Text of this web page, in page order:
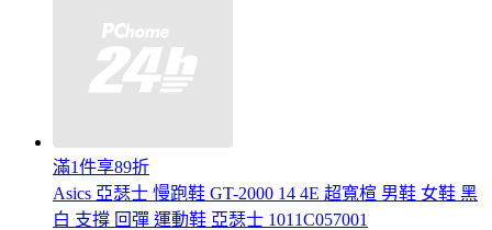
滿1件享89折
Asics 亞瑟士 慢跑鞋 GT-2000 14 4E 超寬楦 男鞋 女鞋 黑
白 支撐 回彈 運動鞋 亞瑟士 1011C057001